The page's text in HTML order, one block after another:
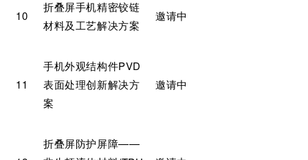
10
折叠屏手机精密铰链
材料及工艺解决方案
邀请中
11
手机外观结构件PVD
表面处理创新解决方
案
邀请中
折叠屏防护屏障——